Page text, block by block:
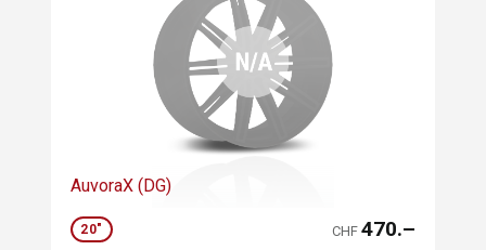
AuvoraX (DG)
20" CHF 470.–